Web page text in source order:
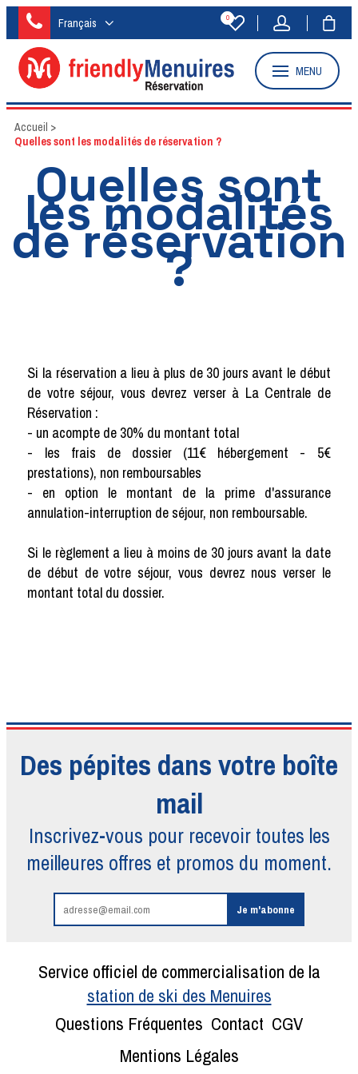
Français 0
MENU
Accueil >
Quelles sont les modalités de réservation ?
Quelles sont
les modalités
de réservation
?
Si la réservation a lieu à plus de 30 jours avant le début
de votre séjour, vous devrez verser à La Centrale de
Réservation :
- un acompte de 30% du montant total
- les frais de dossier (11€ hébergement - 5€
prestations), non remboursables
- en option le montant de la prime d'assurance
annulation-interruption de séjour, non remboursable.
Si le règlement a lieu à moins de 30 jours avant la date
de début de votre séjour, vous devrez nous verser le
montant total du dossier.
Des pépites dans votre boîte
mail
Inscrivez-vous pour recevoir toutes les
meilleures offres et promos du moment.
Service officiel de commercialisation de la
station de ski des Menuires
Questions Fréquentes Contact CGV
Mentions Légales